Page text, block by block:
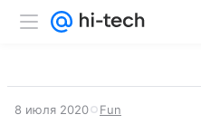
8 июля 2020 Fun